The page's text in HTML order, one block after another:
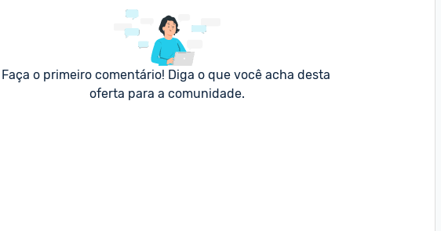
Faça o primeiro comentário! Diga o que você acha desta
oferta para a comunidade.